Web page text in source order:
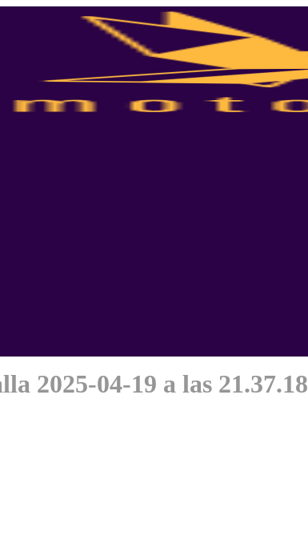
2025-04-19 a las 21.37.18